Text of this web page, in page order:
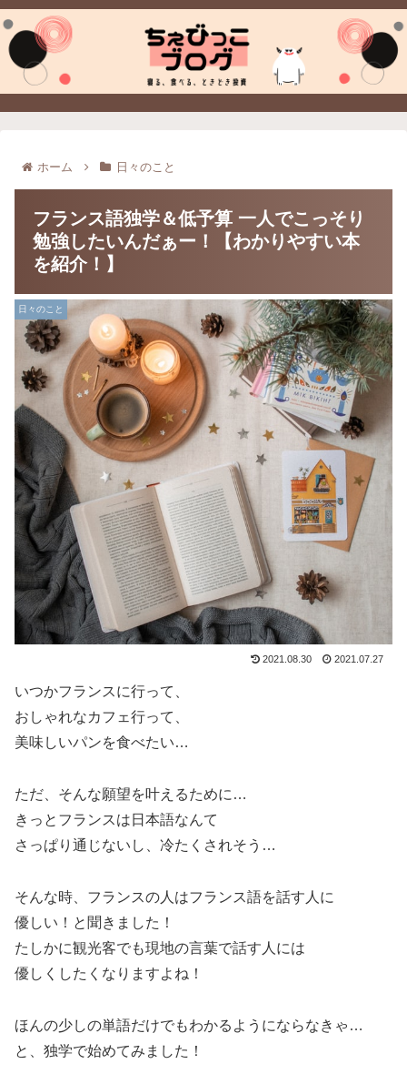
ホーム 日々のこと
フランス語独学＆低予算 一人でこっそり
勉強したいんだぁー！【わかりやすい本
を紹介！】
日々のこと
2021.08.30 2021.07.27
いつかフランスに行って、
おしゃれなカフェ行って、
美味しいパンを食べたい…
ただ、そんな願望を叶えるために…
きっとフランスは日本語なんて
さっぱり通じないし、冷たくされそう…
そんな時、フランスの人はフランス語を話す人に
優しい！と聞きました！
たしかに観光客でも現地の言葉で話す人には
優しくしたくなりますよね！
ほんの少しの単語だけでもわかるようにならなきゃ…
と、独学で始めてみました！